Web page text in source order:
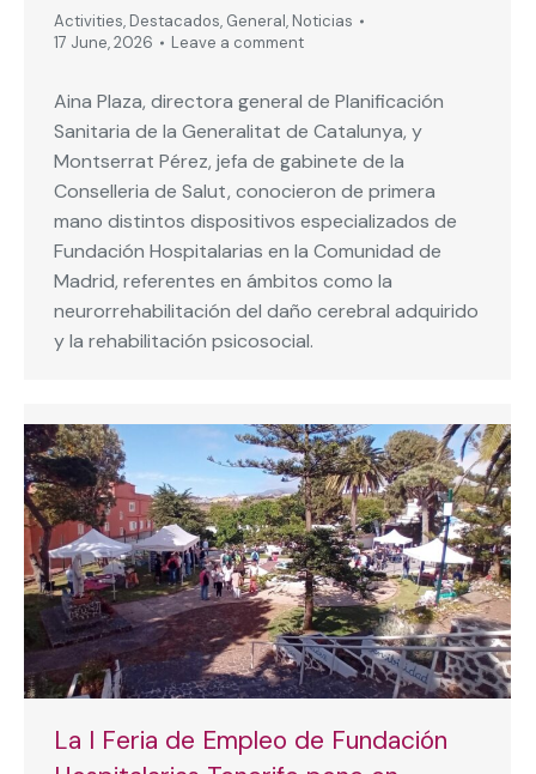
Activities, Destacados, General, Noticias
17 June, 2026
Leave a comment
Aina Plaza, directora general de Planificación
Sanitaria de la Generalitat de Catalunya, y
Montserrat Pérez, jefa de gabinete de la
Conselleria de Salut, conocieron de primera
mano distintos dispositivos especializados de
Fundación Hospitalarias en la Comunidad de
Madrid, referentes en ámbitos como la
neurorrehabilitación del daño cerebral adquirido
y la rehabilitación psicosocial.
La I Feria de Empleo de Fundación